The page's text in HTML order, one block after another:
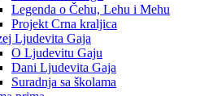
Legenda o Čehu, Lehu i Mehu
Projekt Crna kraljica
Ljudevita Gaja
O Ljudevitu Gaju
Dani Ljudevita Gaja
Suradnja sa školama